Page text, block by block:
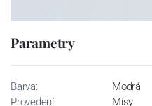
Parametry
Barva:
Modrá
Provedení:
Mísy